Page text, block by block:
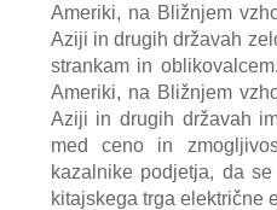
Ameriki, na Bližnjem
Aziji in drugih državah
strankam in
Ameriki, na Bližnjem
Aziji in drugih državah
med ceno in
kazalnike podjetja, da
kitajskega trga električne